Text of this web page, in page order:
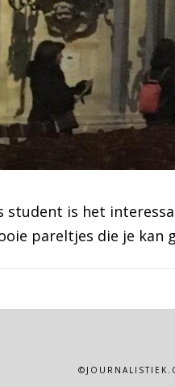
student is het
pareltjes die je kan